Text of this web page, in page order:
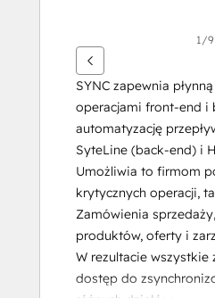
1/9
SYNC zapewnia
operacjami front-end i
automatyzację
SyteLine (back-end) i
Umożliwia to firmom
krytycznych operacji,
Zamówienia
produktów, oferty i
W rezultacie wszystkie
dostęp do